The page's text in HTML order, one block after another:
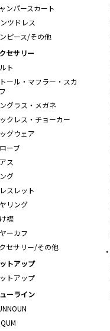
ンパースカート
ツドレス
ピース/その他
セサリー
ト
ール・マフラー・スカ
グラス・メガネ
クレス・チョーカー
グウェア
ーブ
ス
グ
スレット
リング
襟
ーカフ
セサリー/その他
トアップ
トアップ
ーライン